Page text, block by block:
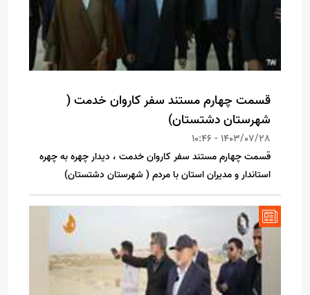
‌قسمت چهارم مستند سفر کاروان خدمت (
شهرستان دشتستان)
1403/07/28 - 10:46
قسمت چهارم مستند سفر کاروان خدمت ، دیدار چهره به چهره
استاندار و مدیران استان با مردم ( شهرستان دشتستان)